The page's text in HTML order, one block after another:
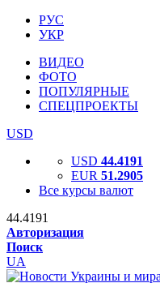
РУС
УКР
ВИДЕО
ФОТО
ПОПУЛЯРНЫЕ
СПЕЦПРОЕКТЫ
USD
USD 44.4191
EUR 51.2905
Все курсы валют
44.4191
Авторизация
Поиск
UA